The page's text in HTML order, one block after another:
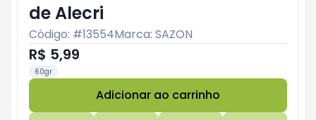
de Alecri
Código: #13554Marca: SAZON
R$ 5,99
60gr
Adicionar ao carrinho